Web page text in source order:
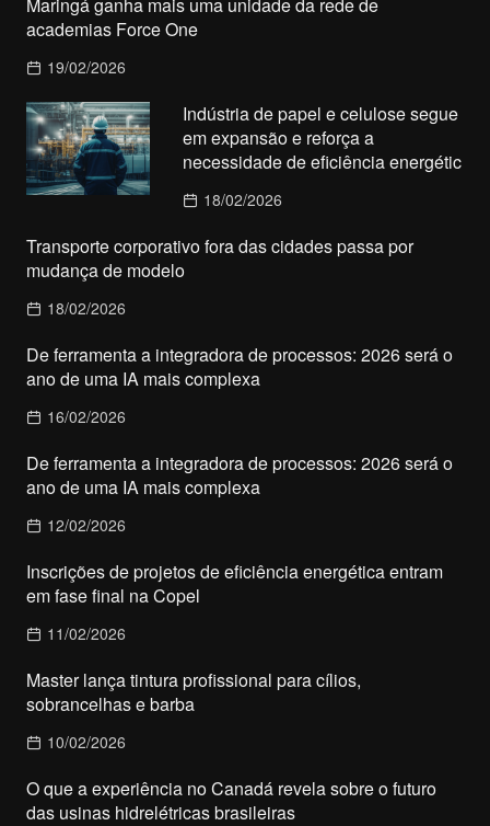
Maringá ganha mais uma unidade da rede de
academias Force One
19/02/2026
Indústria de papel e celulose segue
em expansão e reforça a
necessidade de eficiência energétic
18/02/2026
Transporte corporativo fora das cidades passa por
mudança de modelo
18/02/2026
De ferramenta a integradora de processos: 2026 será o
ano de uma IA mais complexa
16/02/2026
De ferramenta a integradora de processos: 2026 será o
ano de uma IA mais complexa
12/02/2026
Inscrições de projetos de eficiência energética entram
em fase final na Copel
11/02/2026
Master lança tintura profissional para cílios,
sobrancelhas e barba
10/02/2026
O que a experiência no Canadá revela sobre o futuro
das usinas hidrelétricas brasileiras